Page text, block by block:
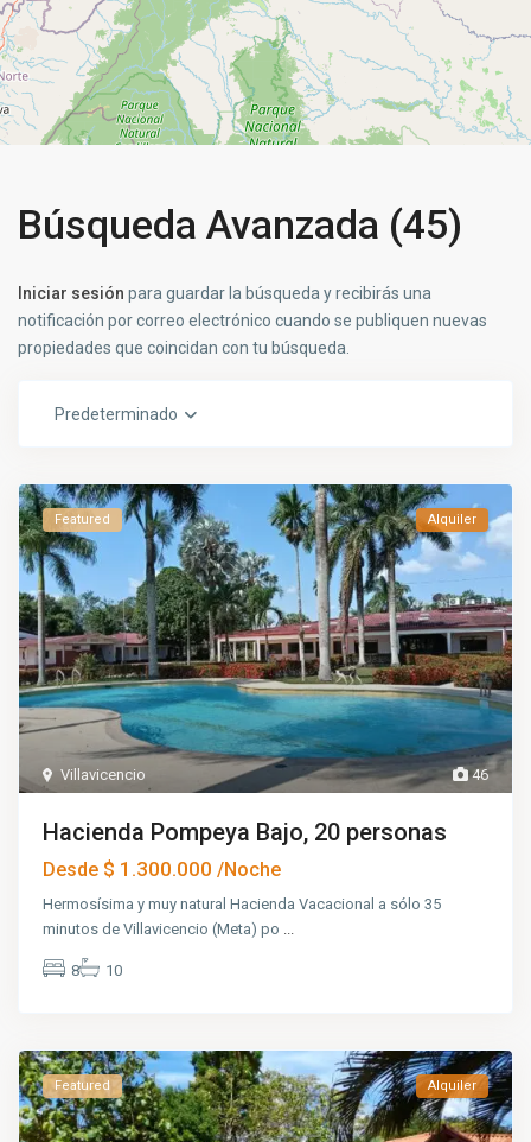
Búsqueda Avanzada (45)
Iniciar sesiónpara guardar la búsqueda y recibirás una
notificación por correo electrónico cuando se publiquen nuevas
propiedades que coincidan con tu búsqueda.
Predeterminado
46
Villavicencio
Featured Alquiler
Hacienda Pompeya Bajo, 20 personas
Desde $ 1.300.000/Noche
Hermosísima y muy natural Hacienda Vacacional a sólo 35
minutos de Villavicencio (Meta) po
8 10
Featured Alquiler